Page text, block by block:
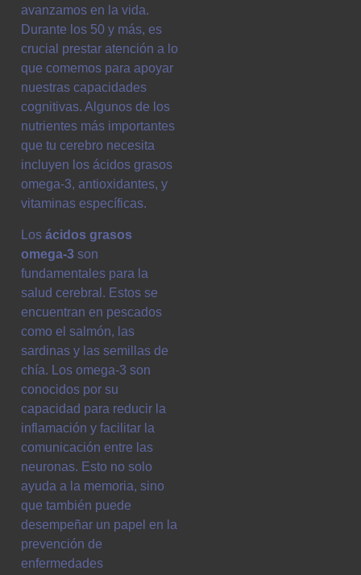
avanzamos en la vida.
Durante los 50 y más, es
crucial prestar atención a lo
que comemos para apoyar
nuestras capacidades
cognitivas. Algunos de los
nutrientes más importantes
que tu cerebro necesita
incluyen los ácidos grasos
omega-3, antioxidantes, y
vitaminas específicas.
Los ácidos grasos
omega-3 son
fundamentales para la
salud cerebral. Estos se
encuentran en pescados
como el salmón, las
sardinas y las semillas de
chía. Los omega-3 son
conocidos por su
capacidad para reducir la
inflamación y facilitar la
comunicación entre las
neuronas. Esto no solo
ayuda a la memoria, sino
que también puede
desempeñar un papel en la
prevención de
enfermedades